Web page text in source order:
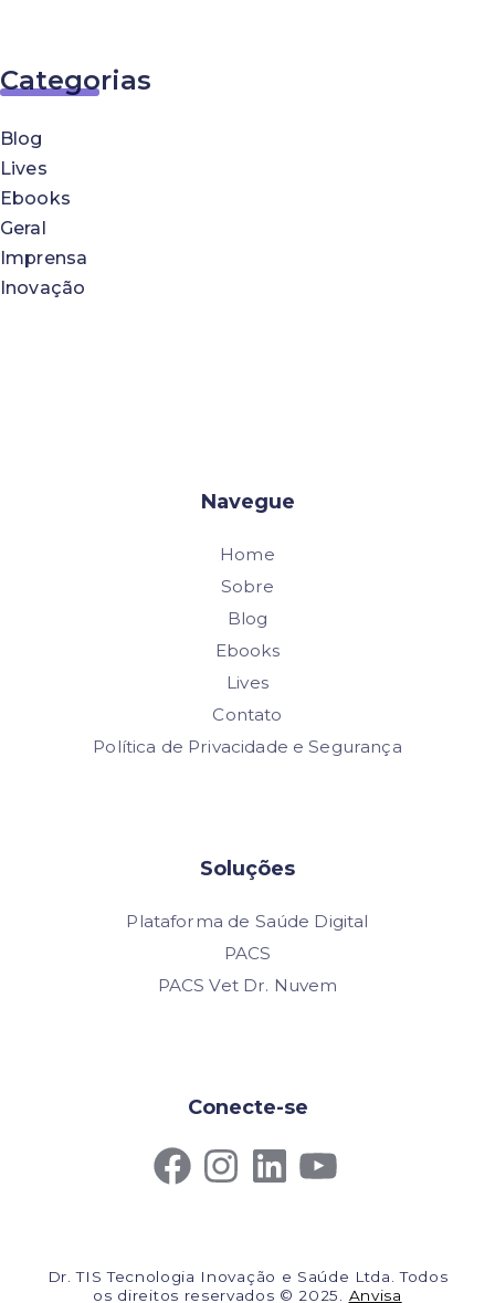
Categorias
Blog
Lives
Ebooks
Geral
Imprensa
Inovação
Navegue
Home
Sobre
Blog
Ebooks
Lives
Contato
Política de Privacidade e Segurança
Soluções
Plataforma de Saúde Digital
PACS
PACS Vet Dr. Nuvem
Conecte-se
Dr. TIS Tecnologia Inovação e Saúde Ltda. Todos
os direitos reservados © 2025. Anvisa